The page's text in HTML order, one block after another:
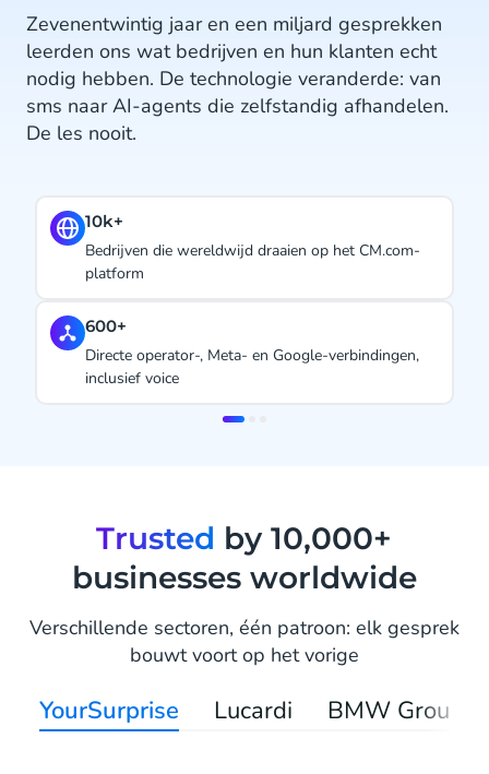
Zevenentwintig jaar en een miljard gesprekken
leerden ons wat bedrijven en hun klanten echt
nodig hebben. De technologie veranderde: van
sms naar AI-agents die zelfstandig afhandelen.
De les nooit.
CM.com-
Uitgeroepen tot CPaaS Leader door Juniper
Gesprekken inzetten voor zakelijke doelen, al
1999
Trusted by 10,000+
businesses worldwide
Verschillende sectoren, één patroon: elk gesprek
bouwt voort op het vorige
YourSurprise Lucardi BMW Group